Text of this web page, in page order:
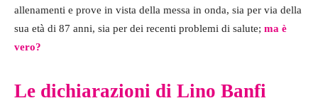
allenamenti e prove in vista della messa in onda, sia per via della
sua età di 87 anni, sia per dei recenti problemi di salute; ma è
vero?
Le dichiarazioni di Lino Banfi